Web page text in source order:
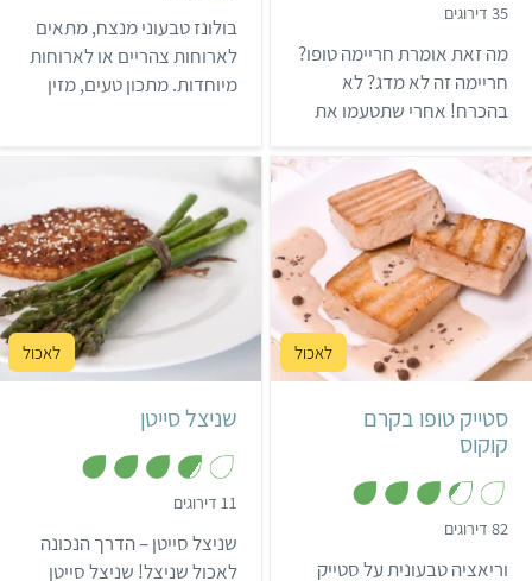
35 דירוגים
.
9
מ
ת
ו
מה זאת אומרת חריימה טופו?
חריימה זה לא מדג? לא
בהכרח! אחרי שתטעמו את
😉 הבאנו לכם מתכון
לחריימה טעים ומקורי,
שימלא את כל הבית בריחות
מדהימים ובזכרונות מהבית
של סבתא.
.
8
מ
ת
ו
בולונז טבעוני מנצח, מתאים
לארוחות צהריים או לארוחות
מיוחדות. מתכון טעים, מזין
קל 25 דקות
2 מנות
סטייק טופו בקרם
קוקוס
82 דירוגים
3
וריאציה טבעונית על סטייק
קל 40 דקות
6 שניצלים
שניצל סייטן
11 דירוגים
7
מ
שניצל סייטן – הדרך הנכונה
לאכול שניצל! שניצל סייטן